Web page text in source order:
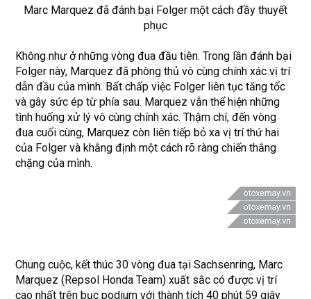
Marc Marquez đã đánh bại Folger một cách đầy thuyết
phục
Không như ở những vòng đua đầu tiên. Trong lần đánh bại
Folger này, Marquez đã phòng thủ vô cùng chính xác vị trí
dẫn đầu của mình. Bất chấp việc Folger liên tục tăng tốc
và gây sức ép từ phía sau. Marquez vẫn thể hiện những
tình huống xử lý vô cùng chính xác. Thậm chí, đến vòng
đua cuối cùng, Marquez còn liên tiếp bỏ xa vị trí thứ hai
của Folger và khằng định một cách rõ ràng chiến thắng
chặng của mình.
Chung cuộc, kết thúc 30 vòng đua tại Sachsenring, Marc
Marquez (Repsol Honda Team) xuất sắc có được vị trí
cao nhất trên bục podium với thành tích 40 phút 59 giây